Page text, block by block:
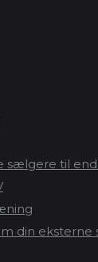
sælgere til
din eksterne